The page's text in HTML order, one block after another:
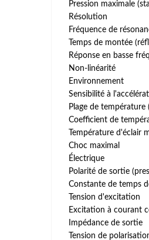
Pression maximale
Résolution
Fréquence de
Temps de montée
Réponse en basse
Non-linéarité
Environnement
Sensibilité à
Plage de
Coefficient de
Température d'éclair
Choc maximal
Électrique
Polarité de sortie
Constante de temps
Tension d'excitation
Excitation à courant
Impédance de sortie
Tension de